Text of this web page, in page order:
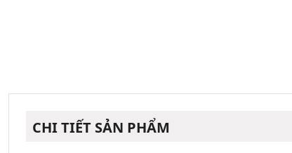
CHI TIẾT SẢN PHẨM